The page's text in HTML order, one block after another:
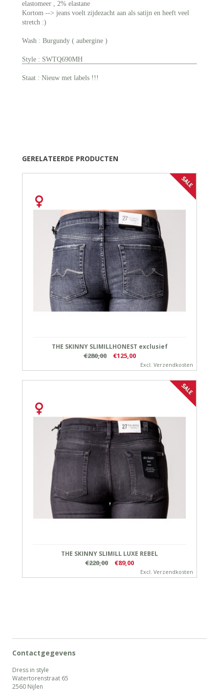
elastomeer , 2% elastane
Kortom --> jeans voelt zijdezacht aan als satijn en heeft veel
stretch :)
Wash : Burgundy ( aubergine )
Style : SWTQ690MH
Staat : Nieuw met labels !!!
GERELATEERDE PRODUCTEN
THE SKINNY SLIMILLHONEST exclusief
€280,00 €125,00
Excl. Verzendkosten
THE SKINNY SLIMILL LUXE REBEL
€220,00 €89,00
Excl. Verzendkosten
Contactgegevens
Dress in style
Watertorenstraat 65
2560 Nijlen